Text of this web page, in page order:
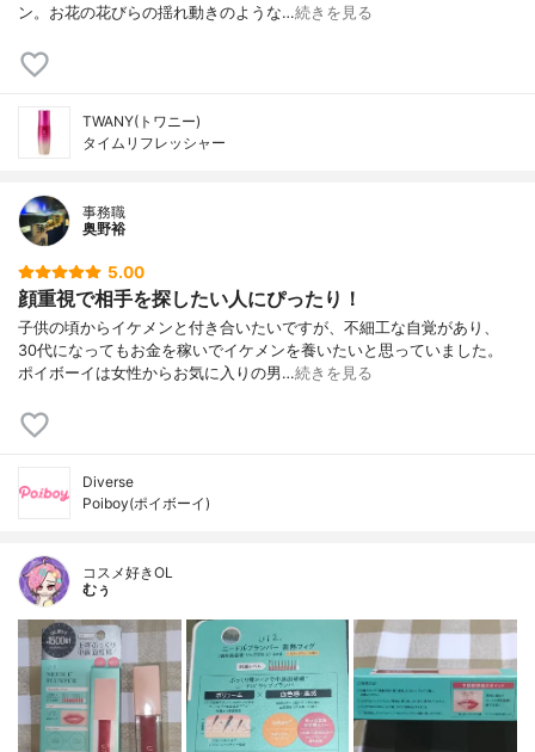
ン。お花の花びらの揺れ動きのような…続きを見る
TWANY(トワニー)
タイムリフレッシャー
事務職
奥野裕
5.00
顔重視で相手を探したい人にぴったり！
子供の頃からイケメンと付き合いたいですが、不細工な自覚があり、
30代になってもお金を稼いでイケメンを養いたいと思っていました。
ポイボーイは女性からお気に入りの男…続きを見る
Diverse
Poiboy(ポイボーイ)
コスメ好きOL
むぅ